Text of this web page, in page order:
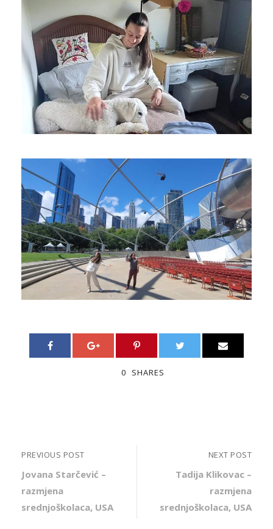
0 SHARES
PREVIOUS POST
Jovana Starčević –
razmjena
srednjoškolaca, USA
NEXT POST
Tadija Klikovac –
razmjena
srednjoškolaca, USA